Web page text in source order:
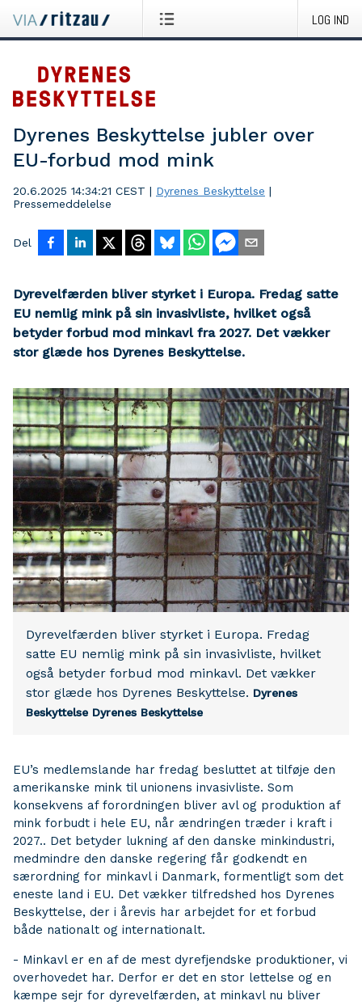
LOG IND
Dyrenes Beskyttelse jubler over
EU-forbud mod mink
20.6.2025 14:34:21 CEST | Dyrenes Beskyttelse |
Pressemeddelelse
Del
Dyrevelfærden bliver styrket i Europa. Fredag satte
EU nemlig mink på sin invasivliste, hvilket også
betyder forbud mod minkavl fra 2027. Det vækker
stor glæde hos Dyrenes Beskyttelse.
Dyrevelfærden bliver styrket i Europa. Fredag
satte EU nemlig mink på sin invasivliste, hvilket
også betyder forbud mod minkavl. Det vækker
stor glæde hos Dyrenes Beskyttelse. Dyrenes
Beskyttelse Dyrenes Beskyttelse
EU’s medlemslande har fredag besluttet at tilføje den
amerikanske mink til unionens invasivliste. Som
konsekvens af forordningen bliver avl og produktion af
mink forbudt i hele EU, når ændringen træder i kraft i
2027.. Det betyder lukning af den danske minkindustri,
medmindre den danske regering får godkendt en
særordning for minkavl i Danmark, formentligt som det
eneste land i EU. Det vækker tilfredshed hos Dyrenes
Beskyttelse, der i årevis har arbejdet for et forbud
både nationalt og internationalt.
- Minkavl er en af de mest dyrefjendske produktioner, vi
overhovedet har. Derfor er det en stor lettelse og en
kæmpe sejr for dyrevelfærden, at minkavl nu bliver